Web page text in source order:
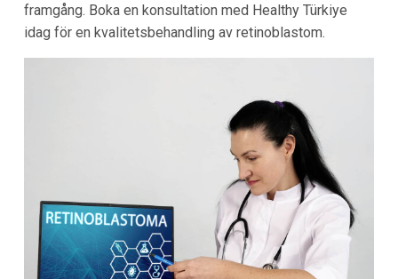
framgång. Boka en konsultation med Healthy Türkiye
idag för en kvalitetsbehandling av retinoblastom.